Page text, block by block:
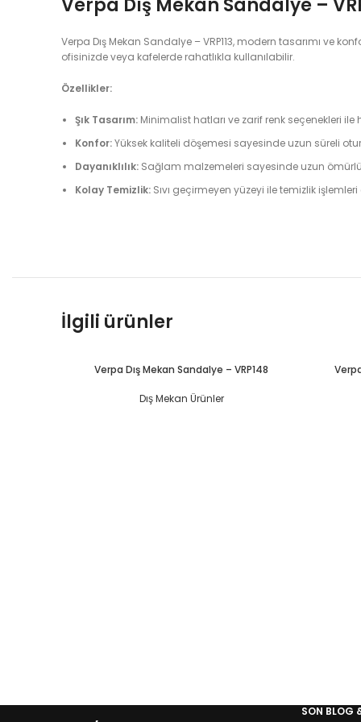
Verpa Dış Mekan Sandalye –
Verpa Dış Mekan Sandalye – VRP113, modern tasarımı ve
ofisinizde veya kafelerde rahatlıkla kullanılabilir.
Özellikler:
Şık Tasarım: Minimalist hatları ve zarif renk seçenekleri
Konfor:Yüksek kaliteli döşemesi sayesinde uzun süreli
Dayanıklılık: Sağlam malzemeleri sayesinde uzun ömürlü
Kolay Temizlik: Sıvı geçirmeyen yüzeyi ile temizlik
İlgili ürünler
Verpa Dış Mekan Sandalye – VRP148
Dış Mekan Ürünler
SON BLOG